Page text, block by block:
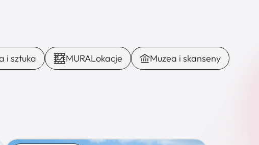
i sztuka MURALokacje
Muzea i skanseny